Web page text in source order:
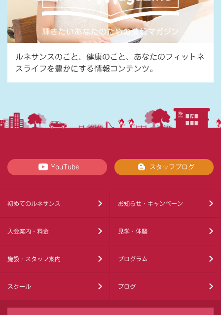
ルネサンスのこと、健康のこと、あなたのフィットネ
スライフを豊かにする情報コンテンツ。
YouTube スタッフブログ
初めてのルネサンス お知らせ・キャンペーン
入会案内・料金 見学・体験
施設・スタッフ案内 プログラム
スクール ブログ